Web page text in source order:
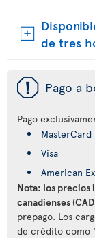
de tres
ü Pago a
Pago
MasterCard
Visa
American
Nota: los precios
canadienses
prepago. Los
de crédito como